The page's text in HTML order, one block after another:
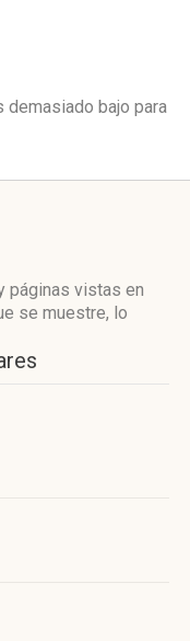
bajo para
páginas vistas en
se muestre, lo